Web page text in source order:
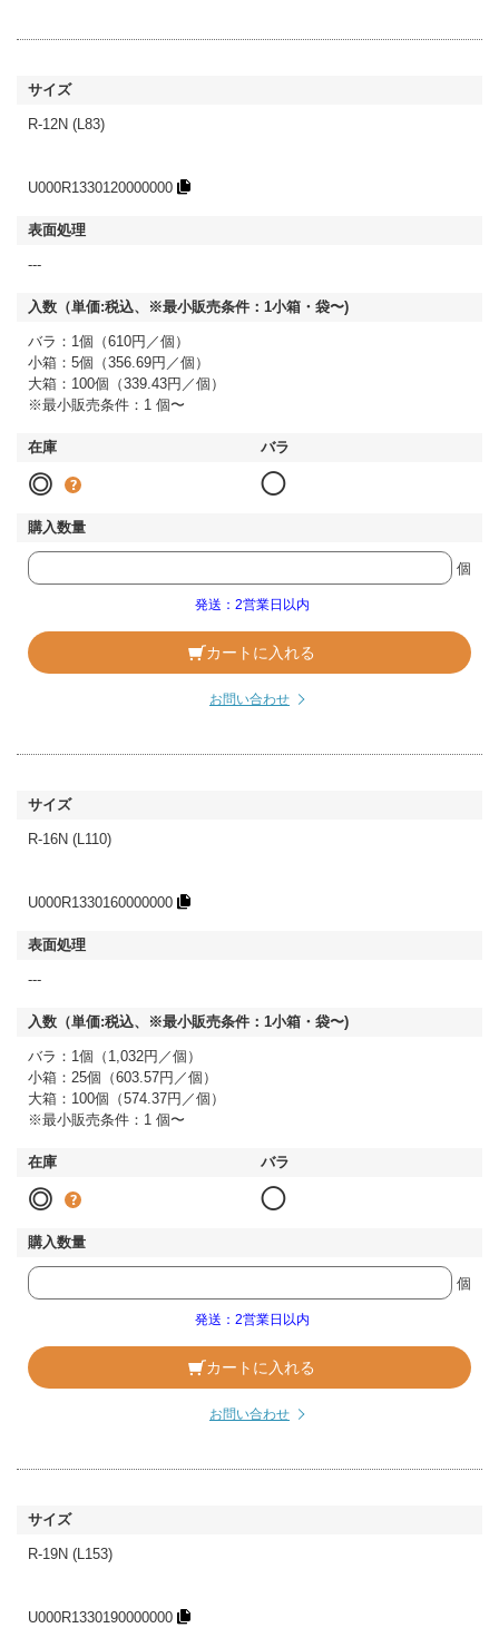
R-12N (L83)
U000R1330120000000
---
バラ：1個（610円／個）
小箱：5個（356.69円／個）
大箱：100個（339.43円／個）
※最小販売条件：1 個〜
◎ ◯
個
発送：2営業日以内
カートに入れる
お問い合わせ
R-16N (L110)
U000R1330160000000
---
バラ：1個（1,032円／個）
小箱：25個（603.57円／個）
大箱：100個（574.37円／個）
※最小販売条件：1 個〜
◎ ◯
個
発送：2営業日以内
カートに入れる
お問い合わせ
R-19N (L153)
U000R1330190000000